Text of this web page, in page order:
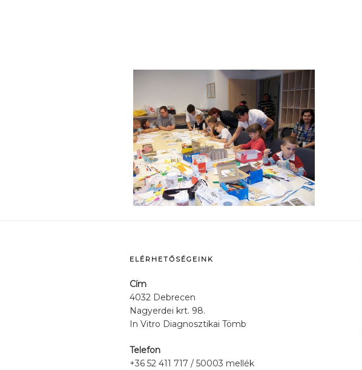
ELÉRHETŐSÉGEINK
Cím
4032 Debrecen
Nagyerdei krt. 98.
In Vitro Diagnosztikai Tömb
Telefon
+36 52 411 717 / 50003 mellék